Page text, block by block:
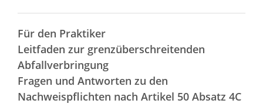
Für den Praktiker
Leitfaden zur grenzüberschreitenden
Abfallverbringung
Fragen und Antworten zu den
Nachweispflichten nach Artikel 50 Absatz 4C